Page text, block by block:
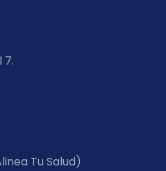
7.
Tu Salud)